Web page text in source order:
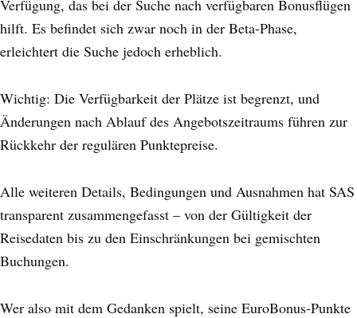
Verfügung, das bei der Suche nach verfügbaren Bonusflügen
hilft. Es befindet sich zwar noch in der Beta-Phase,
erleichtert die Suche jedoch erheblich.
Wichtig: Die Verfügbarkeit der Plätze ist begrenzt, und
Änderungen nach Ablauf des Angebotszeitraums führen zur
Rückkehr der regulären Punktepreise.
Alle weiteren Details, Bedingungen und Ausnahmen hat SAS
transparent zusammengefasst – von der Gültigkeit der
Reisedaten bis zu den Einschränkungen bei gemischten
Buchungen.
Wer also mit dem Gedanken spielt, seine EuroBonus-Punkte